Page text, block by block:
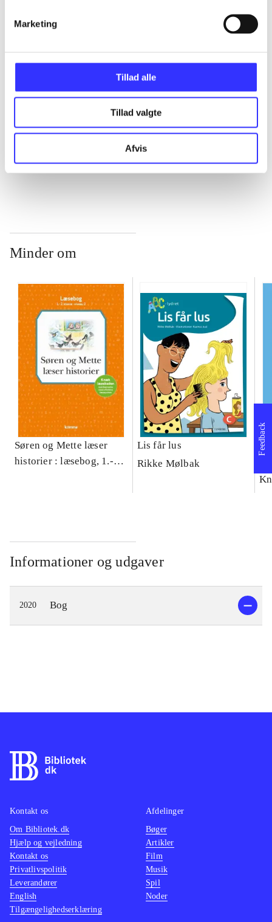
Marketing
Tillad alle
Tillad valgte
Afvis
...
Minder om
Søren og Mette læser
historier : læsebog, 1.-2.
Lis får lus
Rikke Mølbak
Informationer og udgaver
2020 Bog
Feedback
Kontakt os
Om Bibliotek.dk
Hjælp og vejledning
Kontakt os
Privatlivspolitik
Leverandører
English
Tilgængelighedserklæring
Afdelinger
Bøger
Artikler
Film
Musik
Spil
Noder